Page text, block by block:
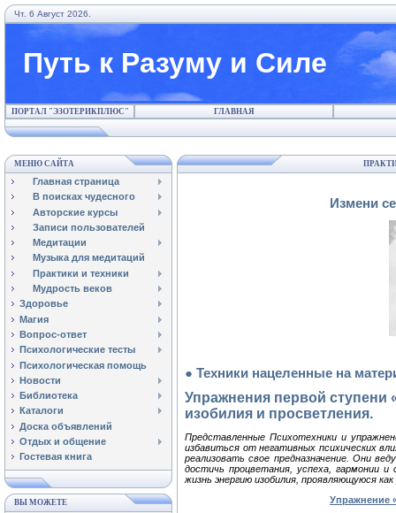
Чт. 6 Август 2026.
Путь к Разуму и Силе
ПОРТАЛ "ЭЗОТЕРИКПЛЮС" ГЛАВНАЯ
МЕНЮ САЙТА
Главная страница
В поисках чудесного
Авторские курсы
Записи пользователей
Медитации
Музыка для медитаций
Практики и техники
Мудрость веков
Здоровье
Магия
Вопрос-ответ
Психологические тесты
Психологическая помощь
Новости
Библиотека
Каталоги
Доска объявлений
Отдых и общение
Гостевая книга
ВЫ МОЖЕТЕ
Измени
● Техники нацеленные на
Упражнения первой
изобилия и просветления.
Представленные Психотехники и
избавиться от негативных психических
реализовать свое предназначение. Они
достичь процветания, успеха, гармонии
жизнь энергию изобилия, проявляющуюся
Упражнение